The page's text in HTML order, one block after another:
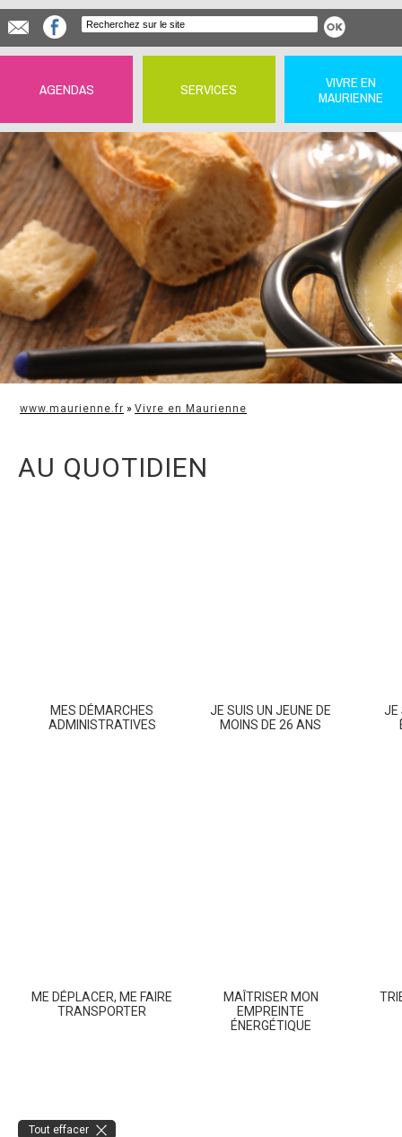
AGENDAS SERVICES
VIVRE EN
MAURIENNE
www.maurienne.fr » Vivre en Maurienne
AU QUOTIDIEN
MES DÉMARCHES
ADMINISTRATIVES
JE SUIS UN JEUNE DE
MOINS DE 26 ANS
JE
ME DÉPLACER, ME FAIRE
TRANSPORTER
MAÎTRISER MON
EMPREINTE
ÉNERGÉTIQUE
Tout effacer